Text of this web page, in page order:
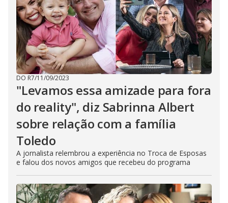
DO R7/11/09/2023
"Levamos essa amizade para fora
do reality", diz Sabrinna Albert
sobre relação com a família
Toledo
A jornalista relembrou a experiência no Troca de Esposas
e falou dos novos amigos que recebeu do programa